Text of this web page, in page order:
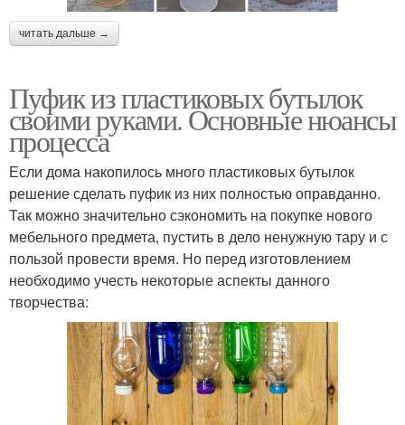
читать дальше →
Пуфик из пластиковых бутылок
своими руками. Основные нюансы
процесса
Если дома накопилось много пластиковых бутылок
решение сделать пуфик из них полностью оправданно.
Так можно значительно сэкономить на покупке нового
мебельного предмета, пустить в дело ненужную тару и с
пользой провести время. Но перед изготовлением
необходимо учесть некоторые аспекты данного
творчества: